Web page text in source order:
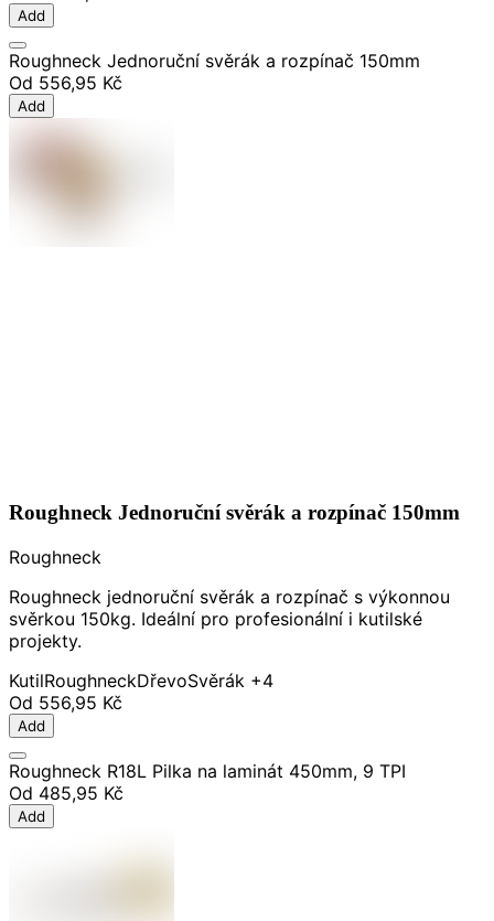
Add
Roughneck Jednoruční svěrák a rozpínač 150mm
Od 556,95 Kč
Add
Roughneck Jednoruční svěrák a rozpínač 150mm
Roughneck
Roughneck jednoruční svěrák a rozpínač s výkonnou
svěrkou 150kg. Ideální pro profesionální i kutilské
projekty.
KutilRoughneckDřevoSvěrák +4
Od 556,95 Kč
Add
Roughneck R18L Pilka na laminát 450mm, 9 TPI
Od 485,95 Kč
Add